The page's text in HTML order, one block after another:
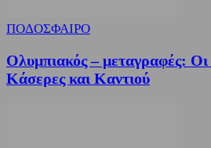
ΠΟΔΟΣΦΑΙΡΟ
Ολυμπιακός – μεταγραφές: Οι
Κάσερες και Καντιού